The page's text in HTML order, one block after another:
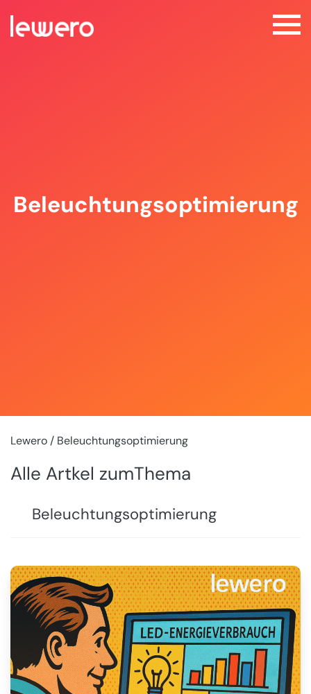
Beleuchtungsoptimierung
Lewero / Beleuchtungsoptimierung
Alle Artkel zumThema
Beleuchtungsoptimierung